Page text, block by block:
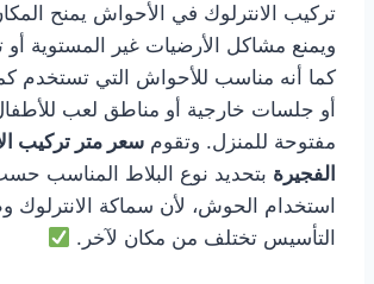
تركيب الانترلوك في الأحواش يمنح
ويمنع مشاكل الأرضيات غير المستوية أو
كما أنه مناسب للأحواش التي تستخدم
أو جلسات خارجية أو مناطق لعب
مفتوحة للمنزل. وتقوم سعر متر تركيب
الفجيرة بتحديد نوع البلاط المناسب
استخدام الحوش، لأن سماكة الانترلوك
التأسيس تختلف من مكان لآخر.